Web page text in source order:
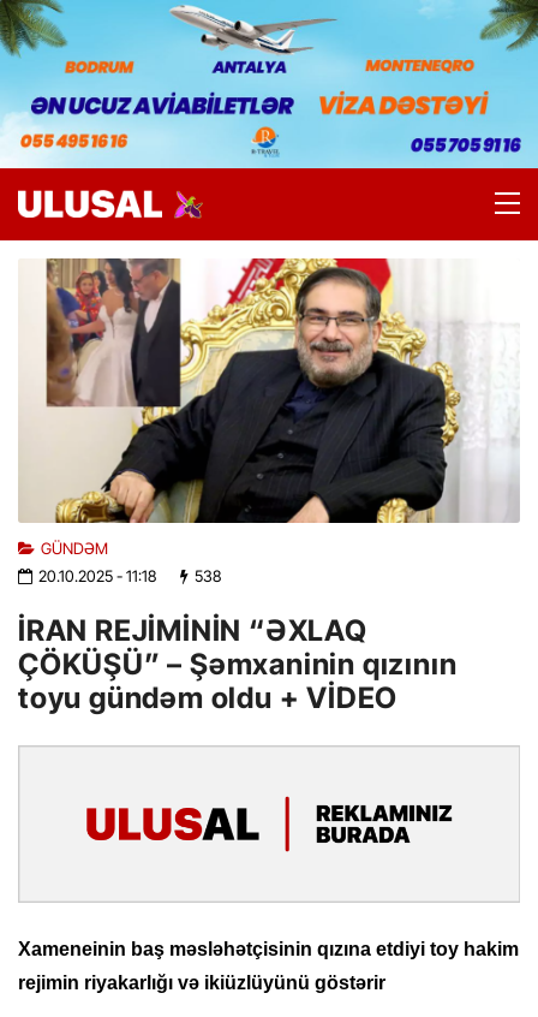
GÜNDƏM
20.10.2025- 11:18 538
İRAN REJİMİNİN “ƏXLAQ
ÇÖKÜŞÜ” – Şəmxaninin qızının
toyu gündəm oldu + VİDEO
Xameneinin baş məsləhətçisinin qızına etdiyi toy hakim
rejimin riyakarlığı və ikiüzlüyünü göstərir